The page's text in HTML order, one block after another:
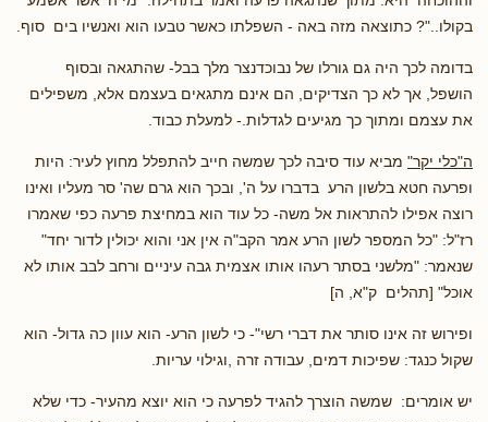
בקולו.."? כתוצאה מזה באה - השפלתו כאשר טבעו הוא ואנשיו בים סוף.
בדומה לכך היה גם גורלו של נבוכדנצר מלך בבל- שהתגאה ובסוף
הושפל, אך לא כך הצדיקים, הם אינם מתגאים בעצמם אלא, משפילים
את עצמם ומתוך כך מגיעים לגדלות.- למעלת כבוד.
ה"כלי יקר" מביא עוד סיבה לכך שמשה חייב להתפלל מחוץ לעיר: היות
ופרעה חטא בלשון הרע בדברו על ה', ובכך הוא גרם שה' סר מעליו ואינו
רוצה אפילו להתראות אל משה- כל עוד הוא במחיצת פרעה כפי שאמרו
רז"ל: "כל המספר לשון הרע אמר הקב"ה אין אני והוא יכולין לדור יחד"
שנאמר: "מלשני בסתר רעהו אותו אצמית גבה עיניים ורחב לבב אותו לא
אוכל" [תהלים ק"א, ה]
ופירוש זה אינו סותר את דברי רשי"- כי לשון הרע- הוא עוון כה גדול- הוא
שקול כנגד: שפיכות דמים, עבודה זרה ,וגילוי עריות.
יש אומרים: שמשה הוצרך להגיד לפרעה כי הוא יוצא מהעיר- כדי שלא